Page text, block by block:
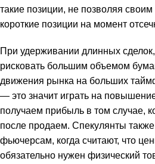
такие позиции, не позволяя
короткие позиции на момент
При удерживании длинных
рисковать большим объемом
движения рынка на больших
— это значит играть на
получаем прибыль в том случае,
после продаем. Спекулянты
фьючерсам, когда считают, что
обязательно нужен физический